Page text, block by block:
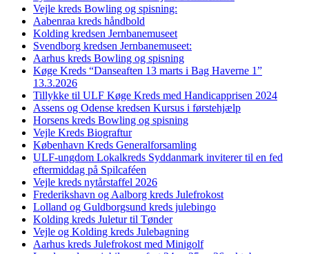
Vejle kreds Bowling og spisning:
Aabenraa kreds håndbold
Kolding kredsen Jernbanemuseet
Svendborg kredsen Jernbanemuseet:
Aarhus kreds Bowling og spisning
Køge Kreds “Danseaften 13 marts i Bag Haverne 1”
13.3.2026
Tillykke til ULF Køge Kreds med Handicapprisen 2024
Assens og Odense kredsen Kursus i førstehjælp
Horsens kreds Bowling og spisning
Vejle Kreds Biograftur
København Kreds Generalforsamling
ULF-ungdom Lokalkreds Syddanmark inviterer til en fed
eftermiddag på Spilcaféen
Vejle kreds nytårstaffel 2026
Frederikshavn og Aalborg kreds Julefrokost
Lolland og Guldborgsund kreds julebingo
Kolding kreds Juletur til Tønder
Vejle og Kolding kreds Julebagning
Aarhus kreds Julefrokost med Minigolf